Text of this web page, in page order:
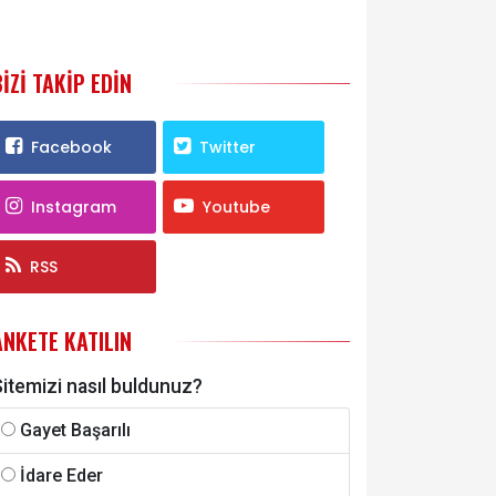
TAKIP EDIN
Facebook Twitter
Instagram Youtube
RSS
KATILIN
nasıl buldunuz?
Gayet Başarılı
İdare Eder